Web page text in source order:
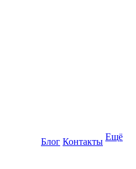
Блог Контакты Ещё